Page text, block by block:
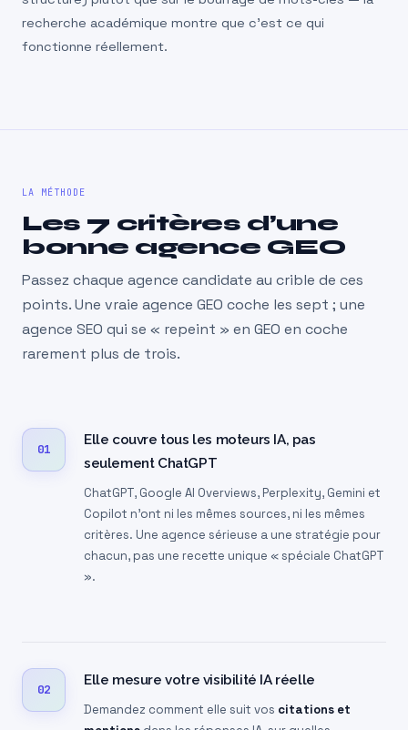
recherche académique montre que c’est ce qui
fonctionne réellement.
LA MÉTHODE
Les 7 critères d’une
bonne agence GEO
Passez chaque agence candidate au crible de ces
points. Une vraie agence GEO coche les sept ; une
agence SEO qui se « repeint » en GEO en coche
rarement plus de trois.
01
Elle couvre tous les moteurs IA, pas
seulement ChatGPT
ChatGPT, Google AI Overviews, Perplexity, Gemini et
Copilot n’ont ni les mêmes sources, ni les mêmes
critères. Une agence sérieuse a une stratégie pour
chacun, pas une recette unique « spéciale ChatGPT
».
02
Elle mesure votre visibilité IA réelle
Demandez comment elle suit vos citations et